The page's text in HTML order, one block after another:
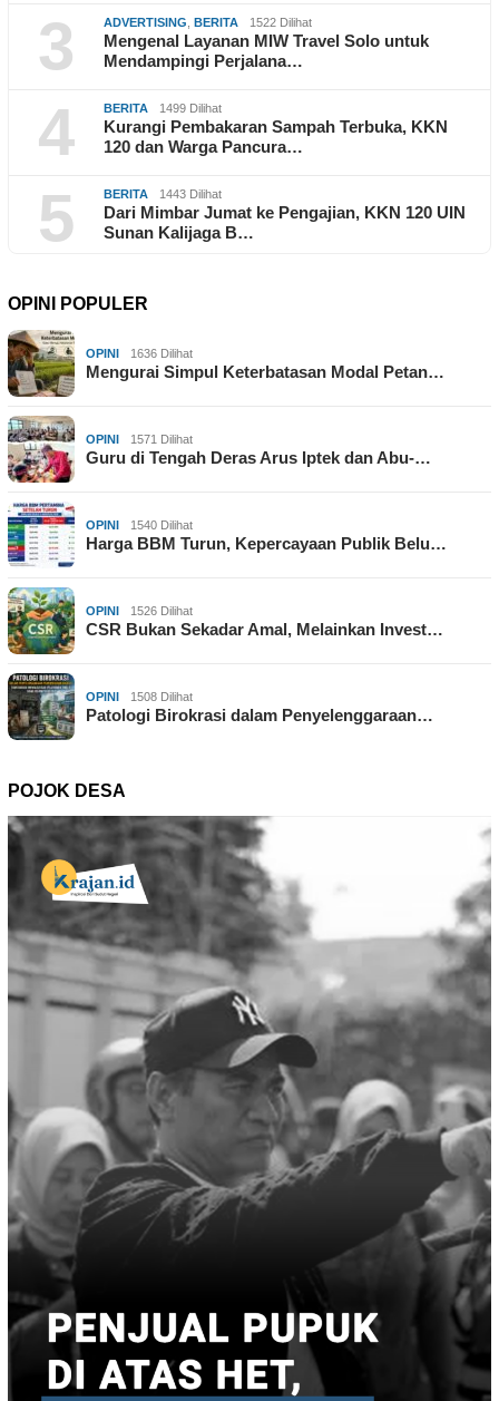
3 ADVERTISING BERITA 1522 Dilihat
Mengenal Layanan MIW Travel Solo untuk
Mendampingi Perjalana…
4 BERITA 1499 Dilihat
Kurangi Pembakaran Sampah Terbuka, KKN
120 dan Warga Pancura…
5 BERITA 1443 Dilihat
Dari Mimbar Jumat ke Pengajian, KKN 120 UIN
Sunan Kalijaga B…
OPINI POPULER
OPINI 1636 Dilihat
Mengurai Simpul Keterbatasan Modal Petan…
OPINI 1571 Dilihat
Guru di Tengah Deras Arus Iptek dan Abu-…
OPINI 1540 Dilihat
Harga BBM Turun, Kepercayaan Publik Belu…
OPINI 1526 Dilihat
CSR Bukan Sekadar Amal, Melainkan Invest…
OPINI 1508 Dilihat
Patologi Birokrasi dalam Penyelenggaraan…
POJOK DESA